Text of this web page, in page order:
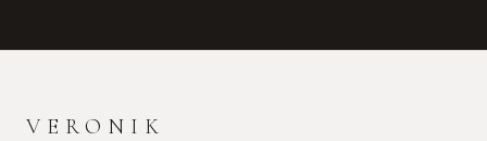
VERONIK